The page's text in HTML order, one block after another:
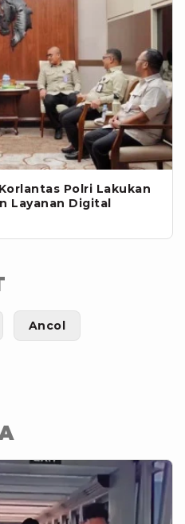
Polri Lakukan
Layanan Digital
Ancol